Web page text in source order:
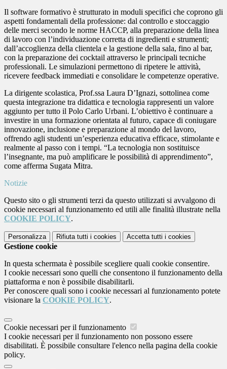
Il software formativo è strutturato in moduli specifici che coprono gli
aspetti fondamentali della professione: dal controllo e stoccaggio
delle merci secondo le norme HACCP, alla preparazione della linea
di lavoro con l’individuazione corretta di ingredienti e strumenti;
dall’accoglienza della clientela e la gestione della sala, fino al bar,
con la preparazione dei cocktail attraverso le principali tecniche
professionali. Le simulazioni permettono di ripetere le attività,
ricevere feedback immediati e consolidare le competenze operative.
La dirigente scolastica, Prof.ssa Laura D’Ignazi, sottolinea come
questa integrazione tra didattica e tecnologia rappresenti un valore
aggiunto per tutto il Polo Carlo Urbani. L’obiettivo è continuare a
investire in una formazione orientata al futuro, capace di coniugare
innovazione, inclusione e preparazione al mondo del lavoro,
offrendo agli studenti un’esperienza educativa efficace, stimolante e
realmente al passo con i tempi. “La tecnologia non sostituisce
l’insegnante, ma può amplificare le possibilità di apprendimento”,
come afferma Sugata Mitra.
Notizie
Questo sito o gli strumenti terzi da questo utilizzati si avvalgono di
cookie necessari al funzionamento ed utili alle finalità illustrate nella
COOKIE POLICY.
Personalizza Rifiuta tutti i cookies Accetta tutti i cookies
Gestione cookie
In questa schermata è possibile scegliere quali cookie consentire.
I cookie necessari sono quelli che consentono il funzionamento della
piattaforma e non è possibile disabilitarli.
Per conoscere quali sono i cookie necessari al funzionamento potete
visionare la COOKIE POLICY.
Cookie necessari per il funzionamento
I cookie necessari per il funzionamento non possono essere
disabilitati. È possibile consultare l'elenco nella pagina della cookie
policy.